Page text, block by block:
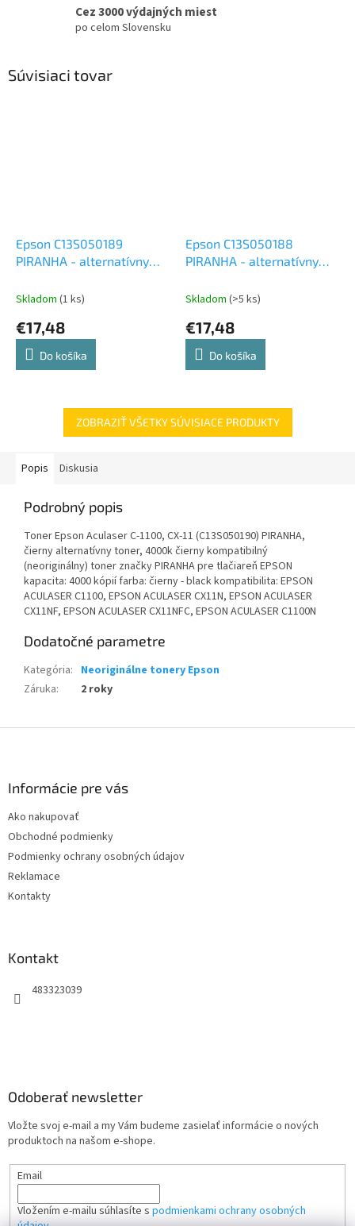
Cez 3000 výdajných miest
po celom Slovensku
Súvisiaci tovar
Epson C13S050189
PIRANHA - alternatívny
Skladom (1 ks)
€17,48
Do košíka
Epson C13S050188
PIRANHA - alternatívny
kópií)
Skladom (>5 ks)
€17,48
Do košíka
ZOBRAZIŤ VŠETKY SÚVISIACE PRODUKTY
Popis Diskusia
Podrobný popis
Toner Epson Aculaser C-1100, CX-11 (C13S050190) PIRANHA,
čierny alternatívny toner, 4000k čierny kompatibilný
(neoriginálny) toner značky PIRANHA pre tlačiareň EPSON
kapacita: 4000 kópií farba: čierny - black kompatibilita: EPSON
ACULASER C1100, EPSON ACULASER CX11N, EPSON ACULASER
CX11NF, EPSON ACULASER CX11NFC, EPSON ACULASER C1100N
Dodatočné parametre
Kategória: Neoriginálne tonery Epson
Záruka: 2 roky
Informácie pre vás
Ako nakupovať
Obchodné podmienky
Podmienky ochrany osobných údajov
Reklamace
Kontakty
Kontakt
483323039
Odoberať newsletter
Vložte svoj e-mail a my Vám budeme zasielať informácie o nových
produktoch na našom e-shope.
Email
Vložením e-mailu súhlasíte s podmienkami ochrany osobných